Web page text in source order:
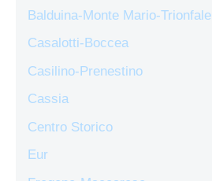
Balduina-Monte Mario-Trionfale
Casalotti-Boccea
Casilino-Prenestino
Cassia
Centro Storico
Eur